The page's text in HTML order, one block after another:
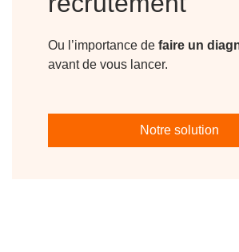
Ou l’importance de faire un
avant de vous lancer.
Notre solution